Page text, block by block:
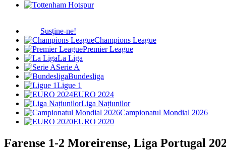
Susține-ne!
Champions League
Premier League
La Liga
Serie A
Bundesliga
Ligue 1
EURO 2024
Liga Națiunilor
Campionatul Mondial 2026
EURO 2020
Farense 1-2 Moreirense, Liga Portugal